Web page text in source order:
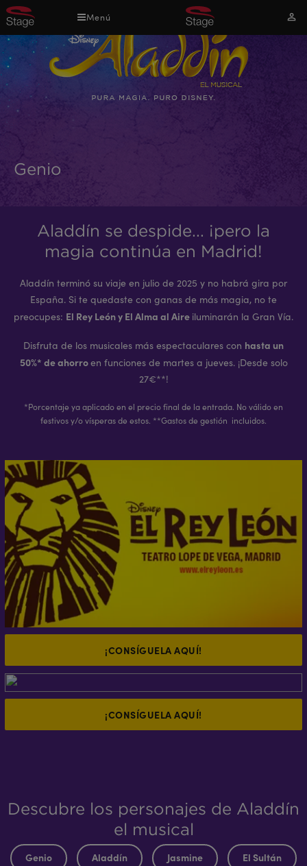
Pasar
al
contenido
principal
Menú
Mi
Genio
Aladdín se despide... ¡pero la
magia continúa en Madrid!
Aladdín terminó su viaje en julio de 2025 y no habrá gira por
España. Si te quedaste con ganas de más magia, no te
preocupes: El Rey León y El Alma al Aire iluminarán la Gran Vía.
Disfruta de los musicales más espectaculares con hasta un
50%* de ahorroen funciones de martes a jueves. ¡Desde solo
27€**!
*Porcentaje ya aplicado en el precio final de la entrada. No válido en
festivos y/o vísperas de estos. **Gastos de gestión incluidos.
¡CONSÍGUELA AQUÍ!
¡CONSÍGUELA AQUÍ!
Descubre los personajes de Aladdín
el musical
Genio Aladdín Jasmine El Sultán